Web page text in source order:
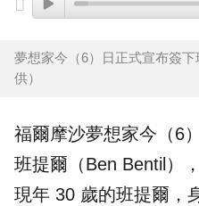
夢想家今（6）日正式宣布簽
供）
福爾摩沙夢想家今（6
班提爾 （Ben Bentil）
現年 30 歲的班提爾，